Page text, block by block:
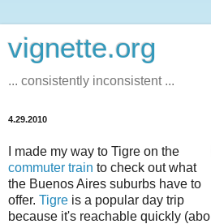
vignette.org
... consistently inconsistent ...
4.29.2010
I made my way to Tigre on the
commuter train to check out what
the Buenos Aires suburbs have to
offer. Tigre is a popular day trip
because it's reachable quickly